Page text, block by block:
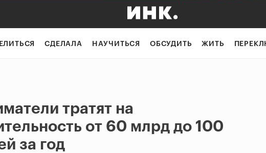
СДЕЛАЛА НАУЧИТЬСЯ ОБСУДИТЬ ЖИТЬ
тратят на
от 60 млрд до 100
за год